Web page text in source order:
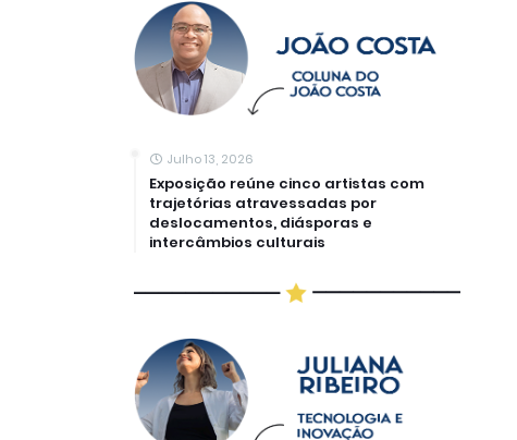
Julho 13, 2026
Exposição reúne cinco artistas com
trajetórias atravessadas por
deslocamentos, diásporas e
intercâmbios culturais